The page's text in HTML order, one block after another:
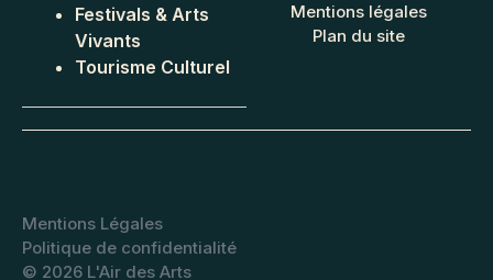
Festivals & Arts
Vivants
Tourisme Culturel
Mentions légales
Plan du site
© 2026 L'Air des Arts
Mentions Légales
Politique de confidentialité